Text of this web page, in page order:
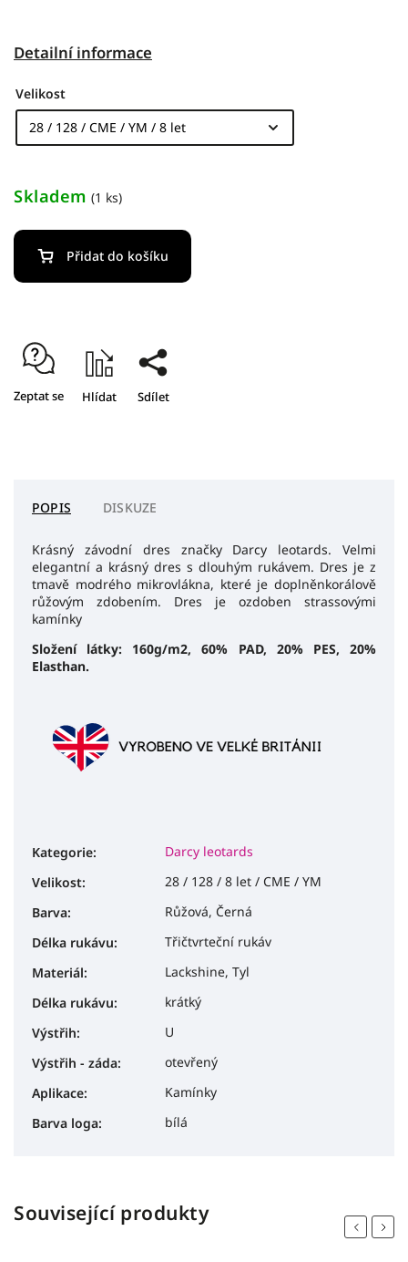
Detailní informace
Velikost
Skladem (1 ks)
Přidat do košíku
Zeptat se Hlídat Sdílet
POPIS DISKUZE
Krásný závodní dres značky Darcy leotards. Velmi
elegantní a krásný dres s dlouhým rukávem. Dres je z
tmavě modrého mikrovlákna, které je doplněnkorálově
růžovým zdobením. Dres je ozdoben strassovými
kamínky
Složení látky: 160g/m2, 60% PAD, 20% PES, 20%
Elasthan.
Kategorie:
Darcy leotards
Velikost:
28 / 128 / 8 let / CME / YM
Barva:
Růžová, Černá
Délka rukávu:
Třičtvrteční rukáv
Materiál:
Lackshine, Tyl
Délka rukávu:
krátký
Výstřih:
U
Výstřih - záda:
otevřený
Aplikace:
Kamínky
Barva loga: bílá
Související produkty
Previous
Next